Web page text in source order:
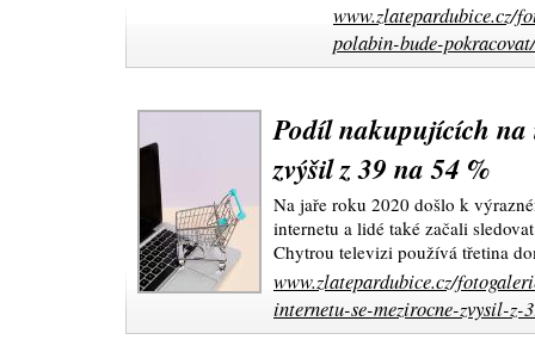
www.zlatepardubice.cz/
polabin-bude-pokracovat/
Podíl nakupujících na
zvýšil z 39 na 54 %
Na jaře roku 2020 došlo k
internetu a lidé také začali
Chytrou televizi používá třetina
www.zlatepardubice.cz/
internetu-se-mezirocne-zvysil-z-